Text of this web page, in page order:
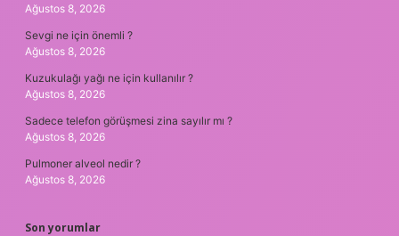
Ağustos 8, 2026
Sevgi ne için önemli ?
Ağustos 8, 2026
Kuzukulağı yağı ne için kullanılır ?
Ağustos 8, 2026
Sadece telefon görüşmesi zina sayılır mı ?
Ağustos 8, 2026
Pulmoner alveol nedir ?
Ağustos 8, 2026
Son yorumlar